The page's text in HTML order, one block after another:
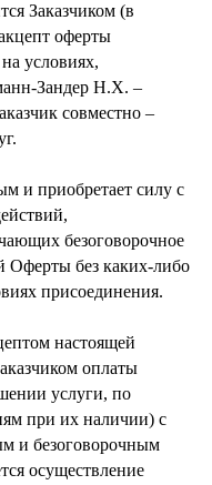
Заказчиком (в
оферты
условиях,
Зандер Н.Х. –
совместно –
и приобретает силу с
безоговорочное
Оферты без каких-либо
присоединения.
настоящей
оплаты
услуги, по
при их наличии) с
и безоговорочным
осуществление